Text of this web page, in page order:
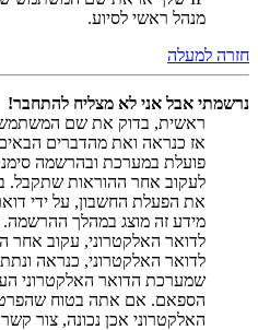
מנהל ראשי לסיוע.
חזרה למעלה
נרשמתי אבל אני לא מצליח להתחבר!
ראשית, בדוק את שם המשתמש
לעקוב אחר ההוראות שתקבל.
את הפעלת החשבון, על ידי
מידע זה מוצג במהלך
לדואר האלקטרוני, עקוב אחר
לדואר האלקטרוני, כנראה
שמערכת הדואר האלקטרוני
הספאם. אם אתה בטוח
האלקטרוני אכן נכונה, צור